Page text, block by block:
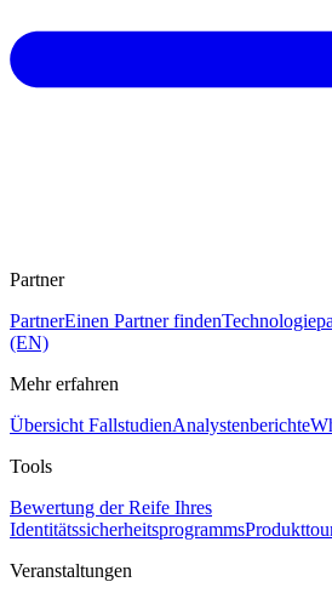
Partner
PartnerEinen Partner finden
(EN)
Mehr erfahren
Übersicht FallstudienAnalystenberichte
Tools
Bewertung der Reife Ihres
Identitätssicherheitsprogramms
Veranstaltungen